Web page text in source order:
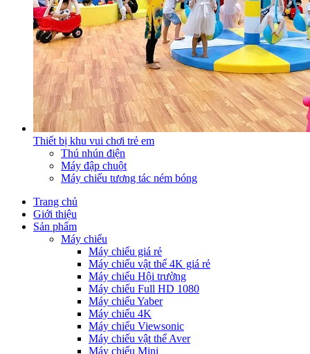
Thiết bị khu vui chơi trẻ em
Thú nhún điện
Máy đập chuột
Máy chiếu tương tác ném bóng
Trang chủ
Giới thiệu
Sản phẩm
Máy chiếu
Máy chiếu giá rẻ
Máy chiếu vật thể 4K giá rẻ
Máy chiếu Hội trường
Máy chiếu Full HD 1080
Máy chiếu Yaber
Máy chiếu 4K
Máy chiếu Viewsonic
Máy chiếu vật thể Aver
Máy chiếu Mini